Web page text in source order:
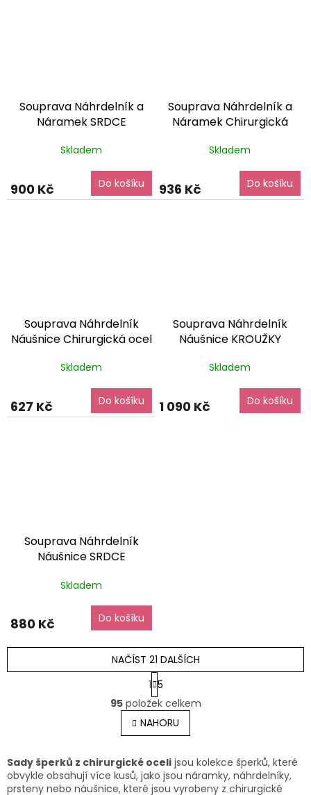
Souprava Náhrdelník a
Náramek SRDCE
SET240159dárkové
balení zdarma
Skladem
900 Kč Do košíku
Souprava Náhrdelník a
Náramek Chirurgická
balení zdarma
Skladem
936 Kč Do košíku
Souprava Náhrdelník
Náušnice Chirurgická ocel
balení zdarma
Skladem
627 Kč Do košíku
Souprava Náhrdelník
Náušnice KROUŽKY
SET231271dárkové balení
zdarma
Skladem
1 090 Kč Do košíku
Souprava Náhrdelník
Náušnice SRDCE
SET231266dárkové balení
zdarma
Skladem
880 Kč Do košíku
O
v
l
á
a
c
í
NAČÍST 21 DALŠÍCH
S
t
r
á
n
k
v
á
n
1 5
95položek celkem
NAHORU
Sady šperků z chirurgické oceli jsou kolekce šperků, které
obvykle obsahují více kusů, jako jsou náramky, náhrdelníky,
prsteny nebo náušnice, které jsou vyrobeny z chirurgické